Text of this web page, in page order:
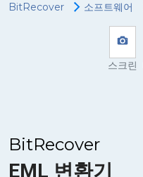
BitRecover 소프트웨어
스크린
BitRecover
EML 변환기